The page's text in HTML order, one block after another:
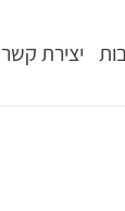
יצירת קשר